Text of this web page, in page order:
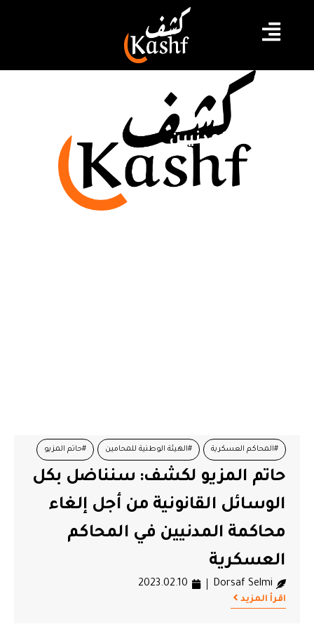
محاكمة المدنيين
#المحاكم العسكرية #الهيئة الوطنية للمحامين #حاتم المزيو
#عميد المحامين #محاكمة المدنيين
حاتم المزيو لكشف: سنناضل بكل
الوسائل القانونية من أجل إلغاء
محاكمة المدنيين في المحاكم
العسكرية
Dorsaf Selmi
2023.02.10
اقرأ المزيد